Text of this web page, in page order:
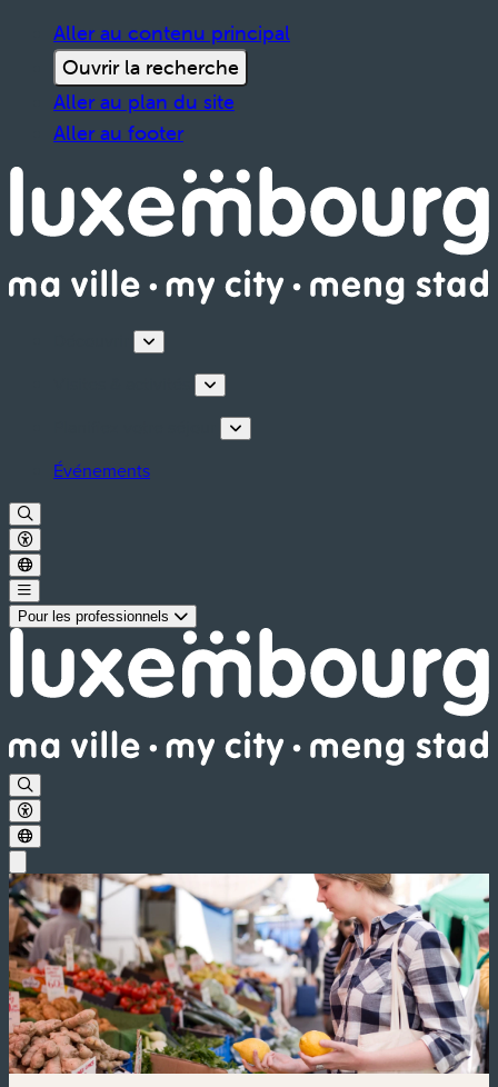
Aller au contenu principal
Ouvrir la recherche
Aller au plan du site
Aller au footer
Événements
Pour les professionnels